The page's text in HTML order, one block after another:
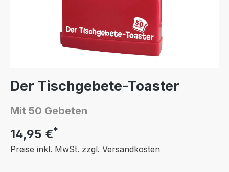
Der Tischgebete-Toaster
Mit 50 Gebeten
14,95 €*
Preise inkl. MwSt. zzgl. Versandkosten